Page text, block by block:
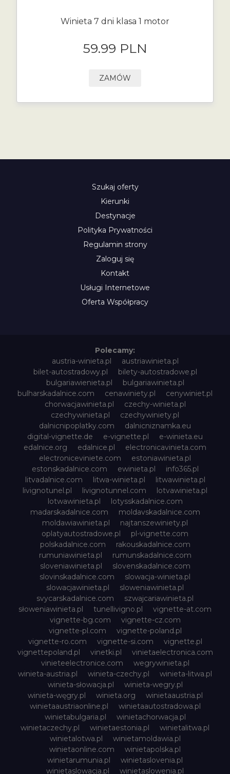
Winieta 7 dni klasa 1 motor
59.99 PLN
ZAMÓW
Szukaj oferty
Kierunki
Destynacje
Polityka Prywatności
Regulamin strony
Zaloguj się
Kontakt
Usługi Internetowe
Oferta Współpracy
Polecamy:
austria-winieta.pl
austriawinieta.pl
bilet-autostradowy.pl
bilety-autostradowe.pl
bulgariawienieta.pl
bulgariawinieta.pl
bulharskadalnice.com
cenawiniety.pl
cenywiniet.pl
chorwacjawinieta.pl
czechy-winieta.pl
czechywinieta.pl
czechywiniety.pl
dalnicnipoplatky.com
dalnicniznamka.eu
digital-vignette.de
e-vignette.pl
e-winieta.eu
edalnice.org
edalnice.pl
electronicavinieta.com
electroniceviniete.com
estoniawinieta.pl
estonskadalnice.com
ewinieta.pl
info365.pl
litvadalnice.com
litwa-winieta.pl
litwawinieta.pl
livignotunel.pl
livignotunnel.com
lotvawinieta.pl
lotwawinieta.pl
lotysskadalnice.com
madarskadalnice.com
moldavskadalnice.com
moldawiawinieta.pl
najtanszewiniety.pl
oplatyautostradowe.pl
pl-vignette.com
polskadalnice.com
rakouskadalnice.com
rumuniawinieta.pl
rumunskadalnice.com
sloveniawinieta.pl
slovenskadalnice.com
slovinskadalnice.com
slowacja-winieta.pl
slowacjawinieta.pl
sloweniawinieta.pl
svycarskadalnice.com
szwajcariawinieta.pl
słoweniawinieta.pl
tunellivigno.pl
vignette-at.com
vignette-bg.com
vignette-cz.com
vignette-pl.com
vignette-poland.pl
vignette-ro.com
vignette-si.com
vignette.pl
vignettepoland.pl
vinetki.pl
vinietaelectronica.com
vinieteelectronice.com
wegrywinieta.pl
winieta-austria.pl
winieta-czechy.pl
winieta-litwa.pl
winieta-słowacja.pl
winieta-wegry.pl
winieta-węgry.pl
winieta.org
winietaaustria.pl
winietaaustriaonline.pl
winietaautostradowa.pl
winietabulgaria.pl
winietachorwacja.pl
winietaczechy.pl
winietaestonia.pl
winietalitwa.pl
winietalotwa.pl
winietamoldawia.pl
winietaonline.com
winietapolska.pl
winietarumunia.pl
winietaslovenia.pl
winietaslowacja.pl
winietaslowenia.pl